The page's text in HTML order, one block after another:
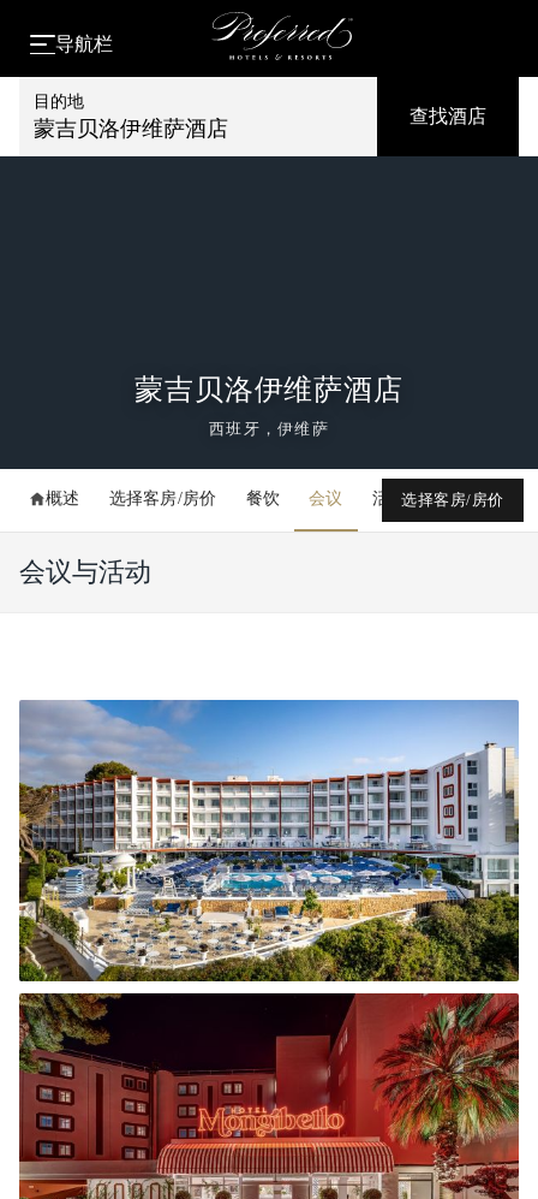
导航栏
目的地
蒙吉贝洛伊维萨酒店
查找酒店
蒙吉贝洛伊维萨酒店
西班牙，伊维萨
概述 选择客房/房价 餐饮 会议 活动 媒体库
选择客房/房价
会议与活动